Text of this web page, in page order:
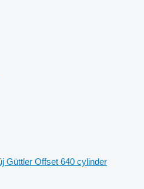
Güttler Offset 640 cylinder